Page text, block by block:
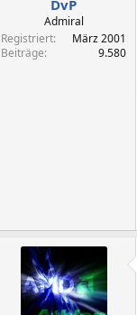
DvP
Admiral
Registriert
März 2001
Beiträge
9.580